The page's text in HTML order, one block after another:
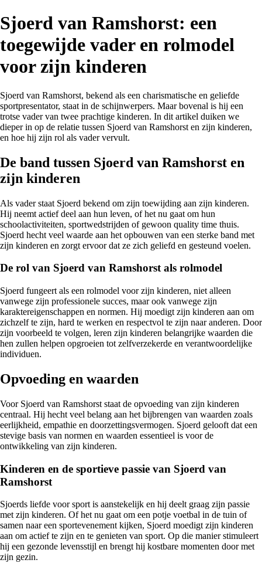
Sjoerd van Ramshorst: een
toegewijde vader en rolmodel
voor zijn kinderen
Sjoerd van Ramshorst, bekend als een charismatische en geliefde
sportpresentator, staat in de schijnwerpers. Maar bovenal is hij een
trotse vader van twee prachtige kinderen. In dit artikel duiken we
dieper in op de relatie tussen Sjoerd van Ramshorst en zijn kinderen,
en hoe hij zijn rol als vader vervult.
De band tussen Sjoerd van Ramshorst en
zijn kinderen
Als vader staat Sjoerd bekend om zijn toewijding aan zijn kinderen.
Hij neemt actief deel aan hun leven, of het nu gaat om hun
schoolactiviteiten, sportwedstrijden of gewoon quality time thuis.
Sjoerd hecht veel waarde aan het opbouwen van een sterke band met
zijn kinderen en zorgt ervoor dat ze zich geliefd en gesteund voelen.
De rol van Sjoerd van Ramshorst als rolmodel
Sjoerd fungeert als een rolmodel voor zijn kinderen, niet alleen
vanwege zijn professionele succes, maar ook vanwege zijn
karaktereigenschappen en normen. Hij moedigt zijn kinderen aan om
zichzelf te zijn, hard te werken en respectvol te zijn naar anderen. Door
zijn voorbeeld te volgen, leren zijn kinderen belangrijke waarden die
hen zullen helpen opgroeien tot zelfverzekerde en verantwoordelijke
individuen.
Opvoeding en waarden
Voor Sjoerd van Ramshorst staat de opvoeding van zijn kinderen
centraal. Hij hecht veel belang aan het bijbrengen van waarden zoals
eerlijkheid, empathie en doorzettingsvermogen. Sjoerd gelooft dat een
stevige basis van normen en waarden essentieel is voor de
ontwikkeling van zijn kinderen.
Kinderen en de sportieve passie van Sjoerd van
Ramshorst
Sjoerds liefde voor sport is aanstekelijk en hij deelt graag zijn passie
met zijn kinderen. Of het nu gaat om een potje voetbal in de tuin of
samen naar een sportevenement kijken, Sjoerd moedigt zijn kinderen
aan om actief te zijn en te genieten van sport. Op die manier stimuleert
hij een gezonde levensstijl en brengt hij kostbare momenten door met
zijn gezin.